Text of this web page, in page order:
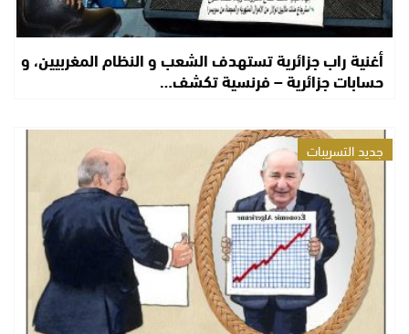
أغنية راب جزائرية تستهدف الشعب و النظام المغربيين، و
حسابات جزائرية – فرنسية تكشف…
جديد التسريبات